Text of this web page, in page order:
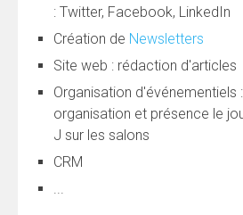
: Twitter, Facebook, LinkedIn
Création de Newsletters
Site web : rédaction d'articles
Organisation d'événementiels :
organisation et présence le
J sur les salons
CRM
...